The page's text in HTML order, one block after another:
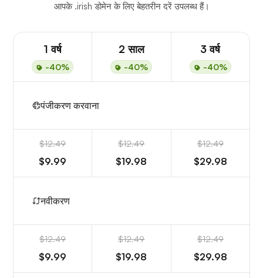
आपके .irish डोमेन के लिए बेहतरीन दरें उपलब्ध हैं।
1 वर्ष
-40%
2 साल
-40%
3 वर्ष
-40%
पंजीकरण करवाना
$12.49
$9.99
$12.49
$19.98
$12.49
$29.98
नवीकरण
$12.49
$9.99
$12.49
$19.98
$12.49
$29.98